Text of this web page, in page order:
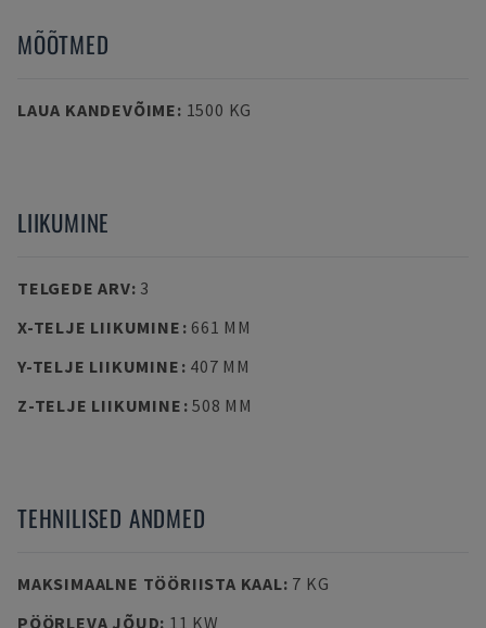
MÕÕTMED
LAUA KANDEVÕIME: 1500 KG
LIIKUMINE
TELGEDE ARV: 3
X-TELJE LIIKUMINE : 661 MM
Y-TELJE LIIKUMINE : 407 MM
Z-TELJE LIIKUMINE :508 MM
TEHNILISED ANDMED
MAKSIMAALNE TÖÖRIISTA KAAL: 7 KG
PÖÖRLEVA JÕUD: 11 KW